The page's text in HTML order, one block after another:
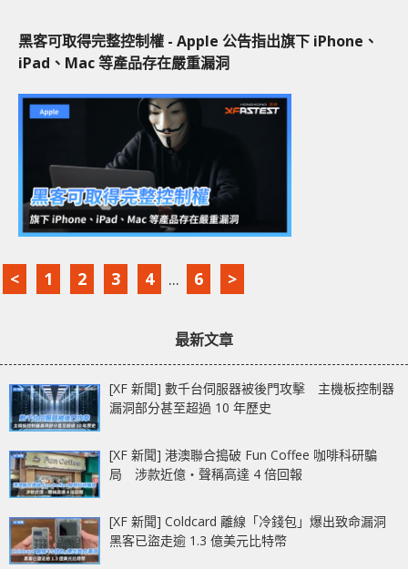
黑客可取得完整控制權 - Apple 公告指出旗下 iPhone、
iPad、Mac 等產品存在嚴重漏洞
< 1 2 3 4 ... 6 >
最新文章
[XF 新聞] 數千台伺服器被後門攻擊 主機板控制器
漏洞部分甚至超過 10 年歷史
[XF 新聞] 港澳聯合搗破 Fun Coffee 咖啡科研騙
局 涉款近億‧聲稱高達 4 倍回報
[XF 新聞] Coldcard 離線「冷錢包」爆出致命漏洞
黑客已盜走逾 1.3 億美元比特幣